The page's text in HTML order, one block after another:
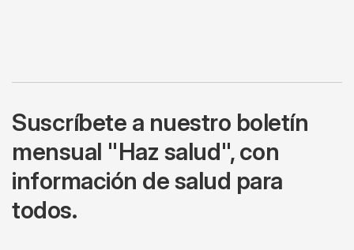
Suscríbete a nuestro boletín
mensual "Haz salud", con
información de salud para
todos.